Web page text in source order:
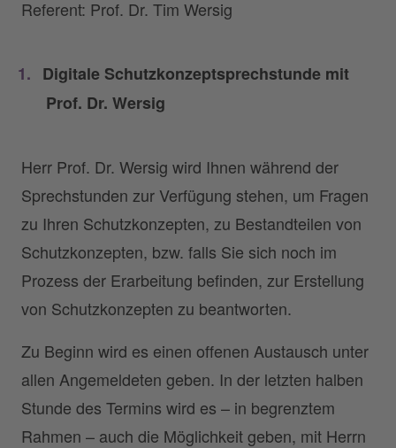
Referent: Prof. Dr. Tim Wersig
Digitale Schutzkonzeptsprechstunde mit
Prof. Dr. Wersig
Herr Prof. Dr. Wersig wird Ihnen während der
Sprechstunden zur Verfügung stehen, um Fragen
zu Ihren Schutzkonzepten, zu Bestandteilen von
Schutzkonzepten, bzw. falls Sie sich noch im
Prozess der Erarbeitung befinden, zur Erstellung
von Schutzkonzepten zu beantworten.
Zu Beginn wird es einen offenen Austausch unter
allen Angemeldeten geben. In der letzten halben
Stunde des Termins wird es – in begrenztem
Rahmen – auch die Möglichkeit geben, mit Herrn